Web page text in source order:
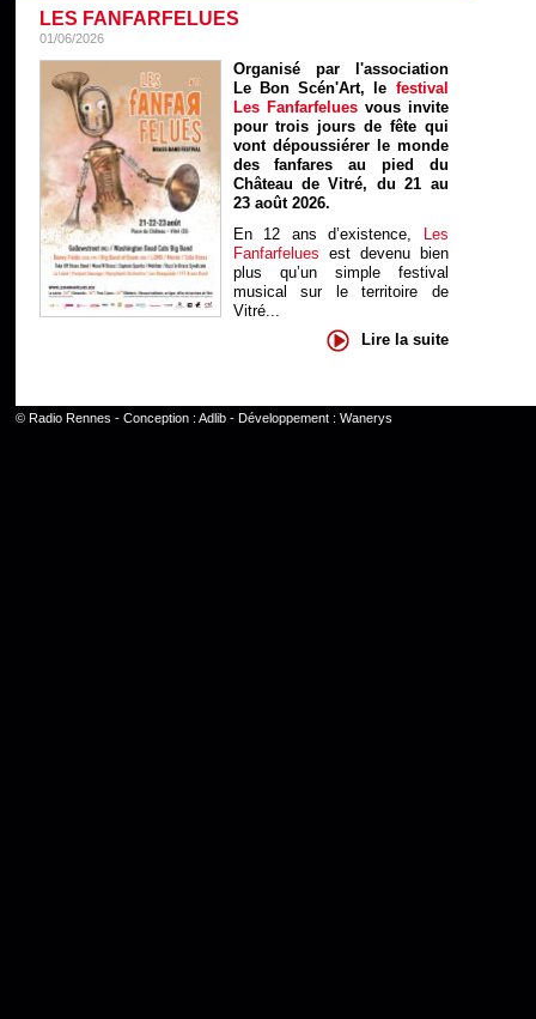
LES FANFARFELUES
01/06/2026
Organisé par l'association
Le Bon Scén'Art, le festival
Les Fanfarfelues vous invite
pour trois jours de fête qui
vont dépoussiérer le monde
des fanfares au pied du
Château de Vitré, du 21 au
23 août 2026.
En 12 ans d’existence, Les
Fanfarfelues est devenu bien
plus qu’un simple festival
musical sur le territoire de
Vitré...
Lire la suite
© Radio Rennes - Conception : Adlib- Développement : Wanerys